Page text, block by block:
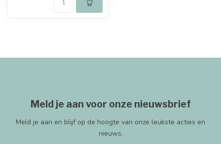
Meld je aan voor onze nieuwsbrief
Meld je aan en blijf op de hoogte van onze leukste acties en
nieuws.